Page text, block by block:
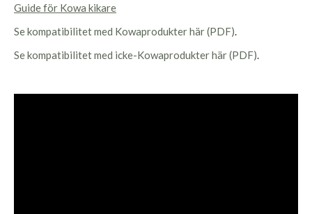
Guide för Kowa kikare
Se kompatibilitet med Kowaprodukter här (PDF).
Se kompatibilitet med icke-Kowaprodukter här (PDF).